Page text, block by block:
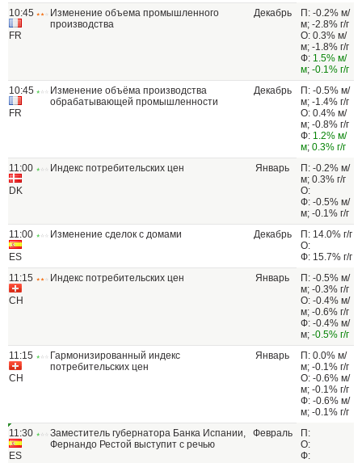
10:45
FR
Изменение объема промышленного
производства
Декабрь
П: -0.2% м/
м; -2.8% г/г
О: 0.3% м/
м; -1.8% г/г
Ф: 1.5% м/
м; -0.1% г/г
10:45
FR
Изменение объёма производства
обрабатывающей промышленности
Декабрь
П: -0.5% м/
м; -1.4% г/г
О: 0.4% м/
м; -0.8% г/г
Ф: 1.2% м/
м; 0.3% г/г
11:00
DK
Индекс потребительских цен Январь
П: -0.2% м/
м; 0.3% г/г
О:
Ф: -0.5% м/
м; -0.1% г/г
11:00
ES
Изменение сделок с домами Декабрь
П: 14.0% г/г
О:
Ф: 15.7% г/г
11:15
CH
Индекс потребительских цен Январь
П: -0.5% м/
м; -0.3% г/г
О: -0.4% м/
м; -0.6% г/г
Ф: -0.4% м/
м; -0.5% г/г
11:15
CH
Гармонизированный индекс
потребительских цен
Январь
П: 0.0% м/
м; -0.1% г/г
О: -0.6% м/
м; -0.1% г/г
Ф: -0.6% м/
м; -0.1% г/г
11:30
ES
Заместитель губернатора Банка Испании,
Фернандо Рестой выступит с речью
Февраль
П:
О:
Ф: